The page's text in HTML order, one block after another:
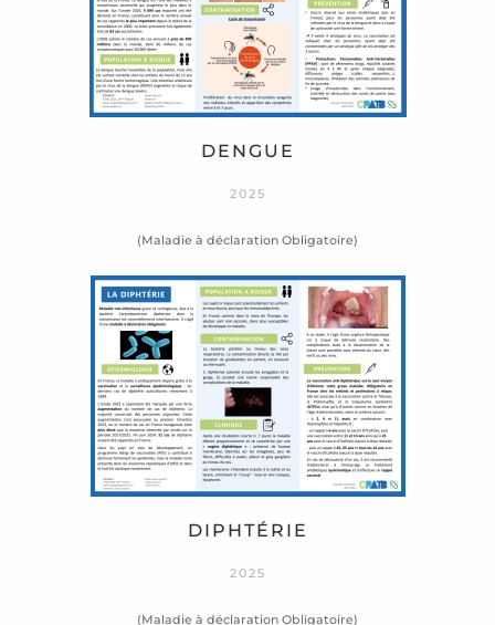
DENGUE
2025
(Maladie à déclaration Obligatoire)
DIPHTÉRIE
2025
(Maladie à déclaration Obligatoire)